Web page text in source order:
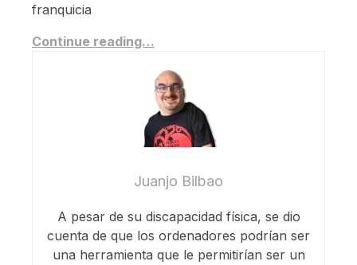
franquicia
Continue reading…
Juanjo Bilbao
A pesar de su discapacidad física, se dio
cuenta de que los ordenadores podrían ser
una herramienta que le permitirían ser un